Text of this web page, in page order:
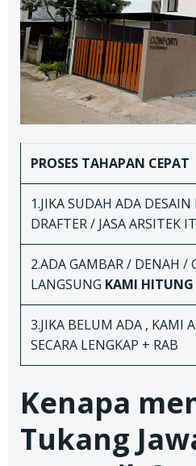
PROSES TAHAPAN CEPAT
1.JIKA SUDAH ADA
DRAFTER / JASA ARSITEK
2.ADA GAMBAR / DENAH /
LANGSUNG KAMI HITUNG
3.JIKA BELUM ADA , KAMI
SECARA LENGKAP + RAB
Kenapa
Tukang